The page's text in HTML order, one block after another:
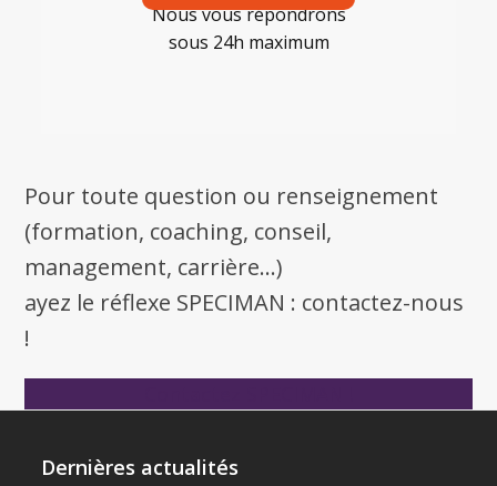
Nous vous répondrons
sous 24h maximum
Pour toute question ou renseignement
(formation, coaching, conseil,
management, carrière...)
ayez le réflexe SPECIMAN : contactez-nous
!
Dernières actualités